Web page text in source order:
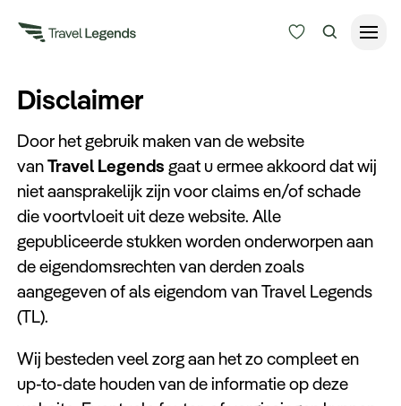
Alle bestemmingen
Type reizen
Bedrijfsreizen
Inspiratie
Over ons
Reisduur
Zoeken
Disclaimer
Door het gebruik maken van de website
vanTravel Legends gaat u ermee akkoord dat wij
niet aansprakelijk zijn voor claims en/of schade
die voortvloeit uit deze website. Alle
gepubliceerde stukken worden onderworpen aan
de eigendomsrechten van derden zoals
aangegeven of als eigendom van Travel Legends
(TL).
Wij besteden veel zorg aan het zo compleet en
up-to-date houden van de informatie op deze